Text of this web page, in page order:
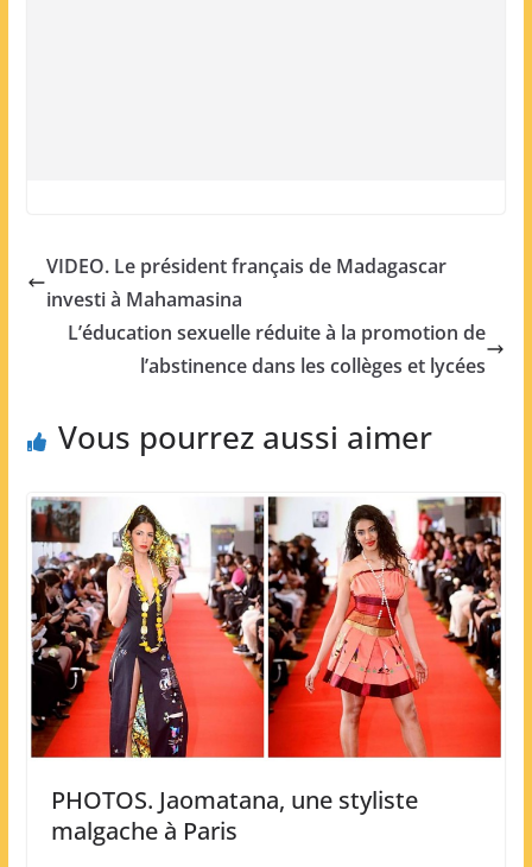
VIDEO. Le président français de Madagascar
investi à Mahamasina
L’éducation sexuelle réduite à la promotion de
l’abstinence dans les collèges et lycées
Vous pourrez aussi aimer
PHOTOS. Jaomatana, une styliste
malgache à Paris